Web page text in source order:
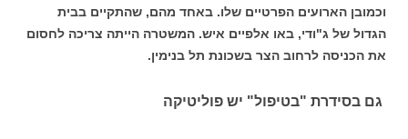
וכמובן הארועים הפרטיים שלו. באחד מהם, שהתקיים בבית
הגדול של ג"ודי, באו אלפיים איש. המשטרה הייתה צריכה לחסום
את הכניסה לרחוב הצר בשכונת תל בנימין.
גם בסידרת "בטיפול" יש פוליטיקה